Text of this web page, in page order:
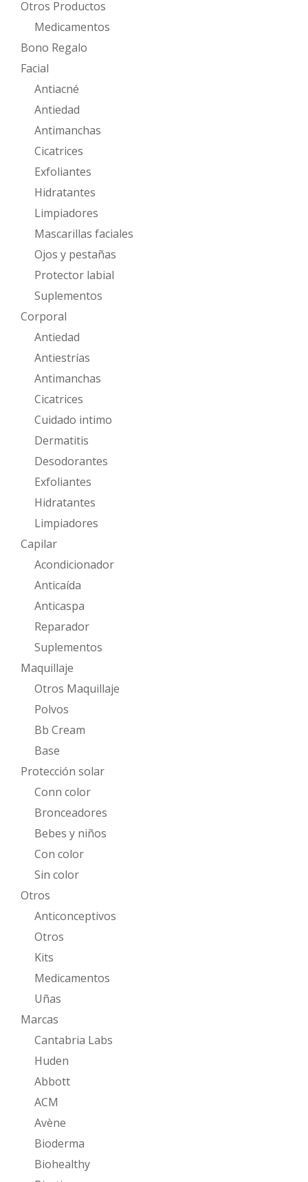
Otros Productos
Medicamentos
Bono Regalo
Facial
Antiacné
Antiedad
Antimanchas
Cicatrices
Exfoliantes
Hidratantes
Limpiadores
Mascarillas faciales
Ojos y pestañas
Protector labial
Suplementos
Corporal
Antiedad
Antiestrías
Antimanchas
Cicatrices
Cuidado intimo
Dermatitis
Desodorantes
Exfoliantes
Hidratantes
Limpiadores
Capilar
Acondicionador
Anticaída
Anticaspa
Reparador
Suplementos
Maquillaje
Otros Maquillaje
Polvos
Bb Cream
Base
Protección solar
Conn color
Bronceadores
Bebes y niños
Con color
Sin color
Otros
Anticonceptivos
Otros
Kits
Medicamentos
Uñas
Marcas
Cantabria Labs
Huden
Abbott
ACM
Avène
Bioderma
Biohealthy